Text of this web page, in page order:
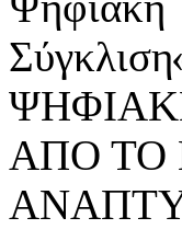
ΑΠΟ ΤΟ